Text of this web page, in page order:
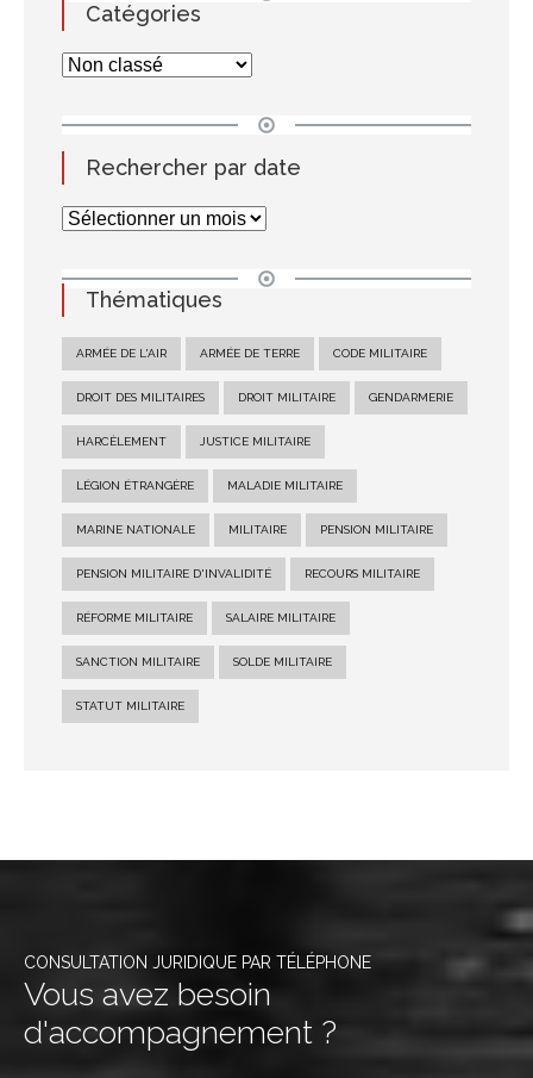
Catégories
Rechercher par date
Thématiques
ARMÉE DE L'AIR ARMÉE DE TERRE CODE MILITAIRE
DROIT DES MILITAIRES DROIT MILITAIRE GENDARMERIE
HARCÈLEMENT JUSTICE MILITAIRE
LÉGION ÉTRANGÈRE MALADIE MILITAIRE
MARINE NATIONALE MILITAIRE PENSION MILITAIRE
PENSION MILITAIRE D'INVALIDITÉ RECOURS MILITAIRE
RÉFORME MILITAIRE SALAIRE MILITAIRE
SANCTION MILITAIRE SOLDE MILITAIRE
STATUT MILITAIRE
CONSULTATION JURIDIQUE PAR TÉLÉPHONE
Vous avez besoin
d'accompagnement ?